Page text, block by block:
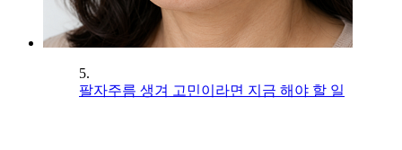
5.
팔자주름 생겨 고민이라면 지금 해야 할 일